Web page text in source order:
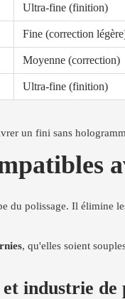
Ultra-fine (finition)
Fine (correction
Moyenne (correction)
Ultra-fine (finition)
un fini sans
du polissage. Il élimine
, qu'elles soient
industrie de